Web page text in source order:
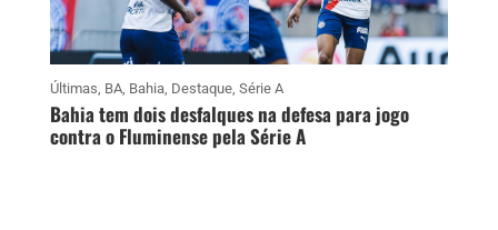
Últimas, BA, Bahia, Destaque, Série A
Bahia tem dois desfalques na defesa para jogo
contra o Fluminense pela Série A